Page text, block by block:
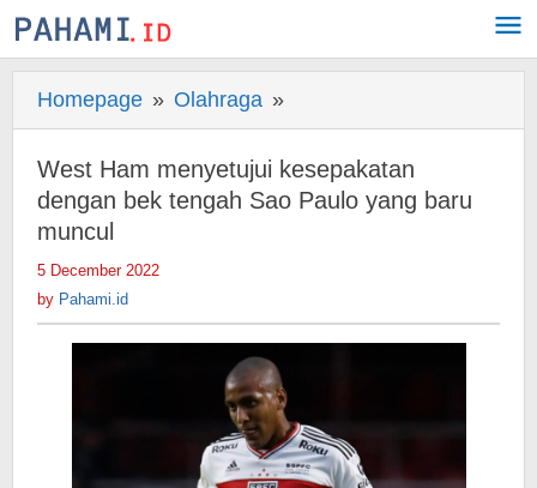
Skip
to
Homepage » Olahraga »
Ham
menyetujui
kesepakatan
Sao
baru
muncul
West Ham menyetujui kesepakatan
dengan bek tengah Sao Paulo yang baru
muncul
5 December 2022
by Pahami.id